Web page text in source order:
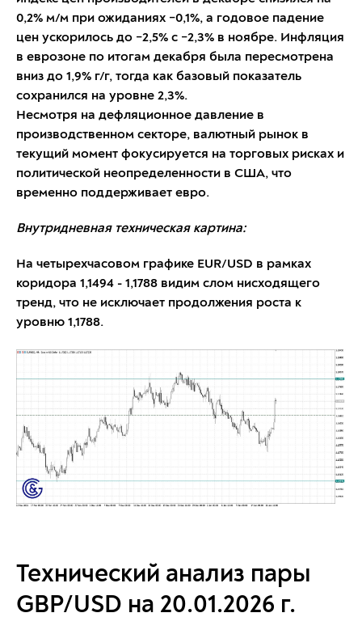
0,2% м/м при ожиданиях −0,1%, а годовое падение
цен ускорилось до −2,5% с −2,3% в ноябре. Инфляция
в еврозоне по итогам декабря была пересмотрена
вниз до 1,9% г/г, тогда как базовый показатель
сохранился на уровне 2,3%.
Несмотря на дефляционное давление в
производственном секторе, валютный рынок в
текущий момент фокусируется на торговых рисках и
политической неопределенности в США, что
временно поддерживает евро.
Внутридневная техническая картина:
На четырехчасовом графике EUR/USD в рамках
коридора 1,1494 - 1,1788 видим слом нисходящего
тренд, что не исключает продолжения роста к
уровню 1,1788.
Технический анализ пары
GBP/USD на 20.01.2026 г.